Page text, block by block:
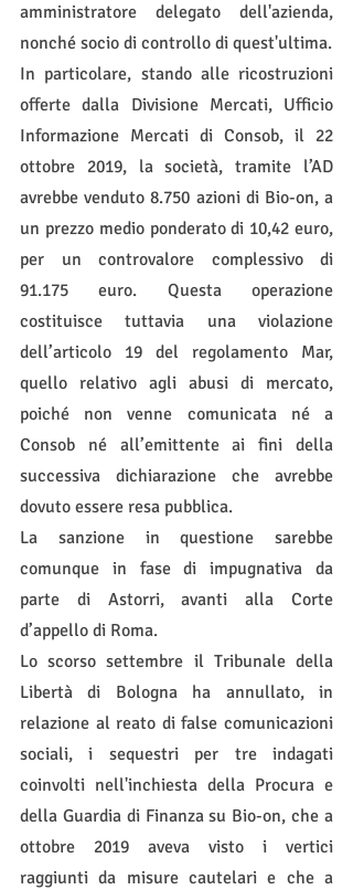
amministratore delegato dell'azienda,
nonché socio di controllo di quest'ultima.
In particolare, stando alle ricostruzioni
offerte dalla Divisione Mercati, Ufficio
Informazione Mercati di Consob, il 22
ottobre 2019, la società, tramite l’AD
avrebbe venduto 8.750 azioni di Bio-on, a
un prezzo medio ponderato di 10,42 euro,
per un controvalore complessivo di
91.175 euro. Questa operazione
costituisce tuttavia una violazione
dell’articolo 19 del regolamento Mar,
quello relativo agli abusi di mercato,
poiché non venne comunicata né a
Consob né all’emittente ai fini della
successiva dichiarazione che avrebbe
dovuto essere resa pubblica.
La sanzione in questione sarebbe
comunque in fase di impugnativa da
parte di Astorri, avanti alla Corte
d’appello di Roma.
Lo scorso settembre il Tribunale della
Libertà di Bologna ha annullato, in
relazione al reato di false comunicazioni
sociali, i sequestri per tre indagati
coinvolti nell'inchiesta della Procura e
della Guardia di Finanza su Bio-on, che a
ottobre 2019 aveva visto i vertici
raggiunti da misure cautelari e che a